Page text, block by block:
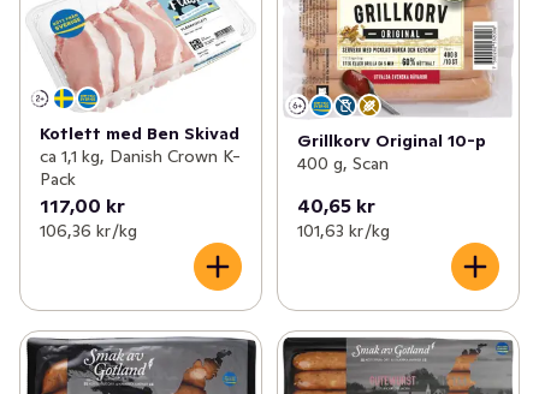
Kotlett med Ben Skivad
ca 1,1 kg, Danish Crown K-
Pack
117,00 kr
106,36 kr /kg
Grillkorv Original 10-p
400 g, Scan
40,65 kr
101,63 kr /kg